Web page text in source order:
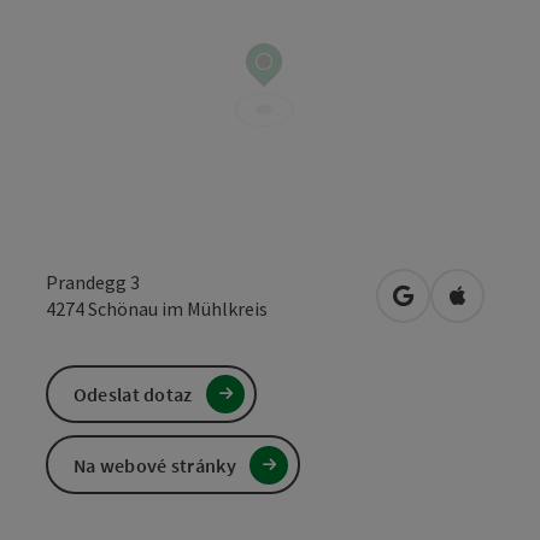
Prandegg 3
4274Schönau im Mühlkreis Otevřít vOtevřít v
Odeslat dotaz
Na webové stránky